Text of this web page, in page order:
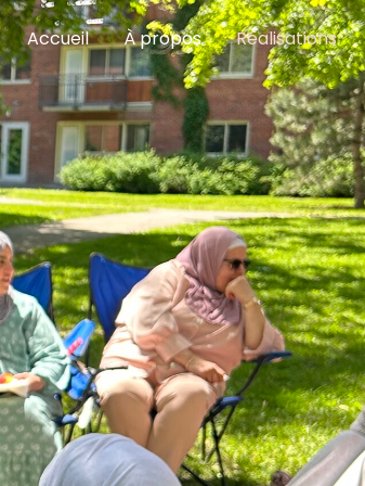
Accueil À propos Réalisations